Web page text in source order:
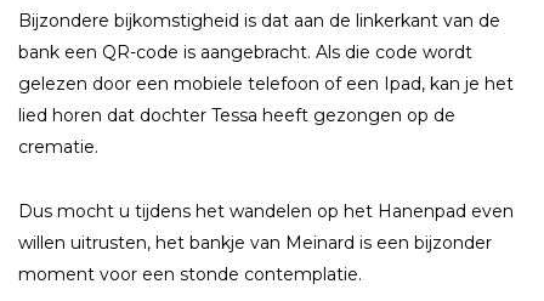
Bijzondere bijkomstigheid is dat aan de linkerkant van de
bank een QR-code is aangebracht. Als die code wordt
gelezen door een mobiele telefoon of een Ipad, kan je het
lied horen dat dochter Tessa heeft gezongen op de
crematie.
Dus mocht u tijdens het wandelen op het Hanenpad even
willen uitrusten, het bankje van Meinard is een bijzonder
moment voor een stonde contemplatie.